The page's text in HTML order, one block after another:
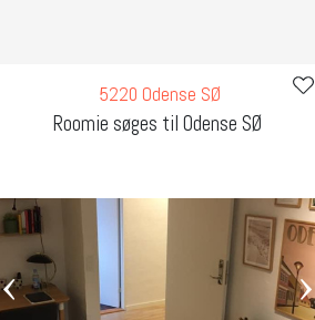
5220 Odense SØ
Roomie søges til Odense SØ
‹ ›